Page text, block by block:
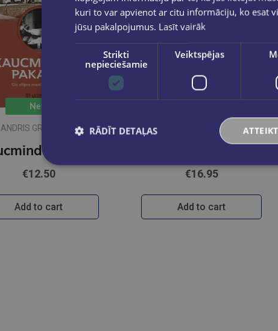
New
ANDRIS GRĪNBERGS
€12.50
Add to cart
VIESTURS RADOVICS
€16.95
Add to cart
kuri to var apvienot ar citu informāciju, ko esat
jūsu pakalpojumus. Lasīt vairāk
Strikti
nepieciešamie
Veiktspējas
RĀDĪT DETAĻAS